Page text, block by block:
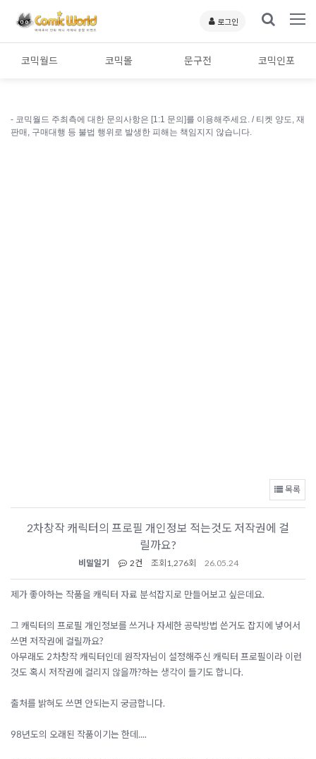
로그인
코믹월드 코믹몰 문구전 코믹인포
- 코믹월드 주최측에 대한 문의사항은 [1:1 문의]를 이용해주세요. / 티켓 양도, 재
판매, 구매대행 등 불법 행위로 발생한 피해는 책임지지 않습니다.
목록
2차창작 캐릭터의 프로필 개인정보 적는것도 저작권에 걸
릴까요?
비밀일기 2건 조회 1,276회 26.05.24
제가 좋아하는 작품을 캐릭터 자료 분석잡지로 만들어보고 싶은데요.
그 캐릭터의 프로필 개인정보를 쓰거나 자세한 공략방법 쓴거도 잡지에 넣어서
쓰면 저작권에 걸릴까요?
아무래도 2차창작 캐릭터인데 원작자님이 설정해주신 캐릭터 프로필이라 이런
것도 혹시 저작권에 걸리지 않을까?하는 생각이 들기도 합니다.
출처를 밝혀도 쓰면 안되는지 궁금합니다.
98년도의 오래된 작품이기는 한데....